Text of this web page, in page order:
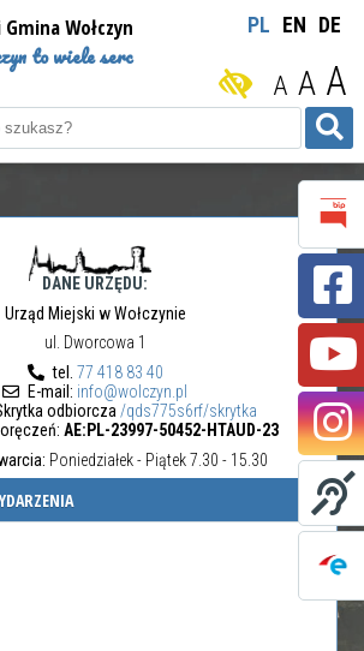
Wołczyn
to wiele serc
PL EN DE
A A A
DANE URZĘDU:
Urząd Miejski w Wołczynie
ul. Dworcowa 1
tel.
77 418 83 40
E-mail: info@wolczyn.pl
odbiorcza /qds775s6rf/skrytka
AE:PL-23997-50452-HTAUD-23
Poniedziałek - Piątek 7.30 - 15.30